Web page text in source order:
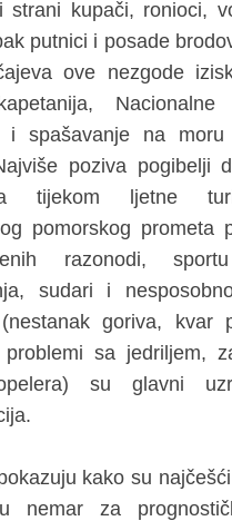
strani kupači, ronioci,
putnici i posade
ove nezgode
i spašavanje na
poziva pogibelji
tijekom ljetne
pomorskog prometa
razonodi,
sudari i
goriva, kvar
problemi sa jedriljem,
su glavni
kako su
nemar za